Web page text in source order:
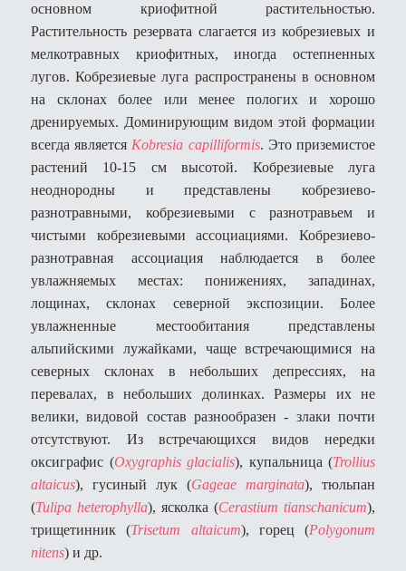
основном криофитной растительностью.
Растительность резервата слагается из кобрезиевых и
мелкотравных криофитных, иногда остепненных
лугов. Кобрезиевые луга распространены в основном
на склонах более или менее пологих и хорошо
дренируемых. Доминирующим видом этой формации
всегда является Kobresia capilliformis. Это приземистое
растений 10-15 см высотой. Кобрезиевые луга
неоднородны и представлены кобрезиево-
разнотравными, кобрезиевыми с разнотравьем и
чистыми кобрезиевыми ассоциациями. Кобрезиево-
разнотравная ассоциация наблюдается в более
увлажняемых местах: понижениях, западинах,
лощинах, склонах северной экспозиции. Более
увлажненные местообитания представлены
альпийскими лужайками, чаще встречающимися на
северных склонах в небольших депрессиях, на
перевалах, в небольших долинках. Размеры их не
велики, видовой состав разнообразен - злаки почти
отсутствуют. Из встречающихся видов нередки
оксиграфис (Oxygraphis glacialis), купальница (Trollius
altaicus), гусиный лук (Gageae marginata), тюльпан
(Tulipa heterophylla), ясколка (Cerastium tianschanicum),
трищетинник (Trisetum altaicum), горец (Polygonum
nitens) и др.